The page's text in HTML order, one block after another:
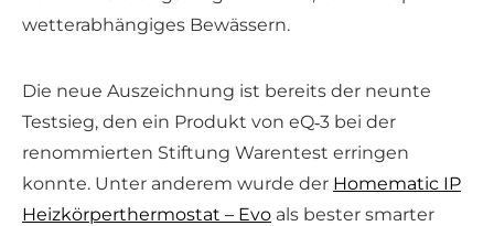
wetterabhängiges Bewässern.
Die neue Auszeichnung ist bereits der neunte
Testsieg, den ein Produkt von eQ‑3 bei der
renommierten Stiftung Warentest erringen
konnte. Unter anderem wurde der Homematic IP
Heizkörperthermostat – Evo als bester smarter